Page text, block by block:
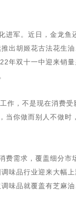
进军。近日，金龙鱼
出胡姬花古法花生
年双十一中迎来销
作，不是现在消费
当你做而别人不做时
费需求，覆盖细分市
味品行业迎来大幅上
味品就覆盖有芝麻